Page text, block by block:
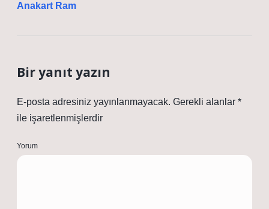
Anakart Ram
Bir yanıt yazın
E-posta adresiniz yayınlanmayacak. Gerekli alanlar *
ile işaretlenmişlerdir
Yorum